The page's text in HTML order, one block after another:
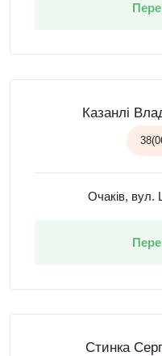
Казанлі
Очаків, вул.
Стинка